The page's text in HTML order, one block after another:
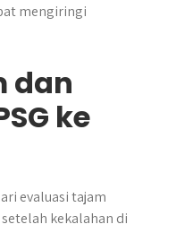
mengiringi
dan
ke
evaluasi tajam
kekalahan di